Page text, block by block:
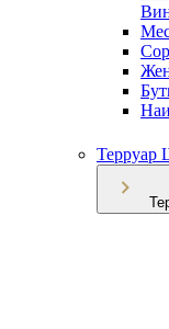
Терруар